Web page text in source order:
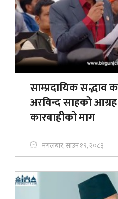
साम्प्रदायिक सद्भाव
अरविन्द साहको आग्रह,
कारबाहीको माग
मंगलबार, साउन १९, २०८३